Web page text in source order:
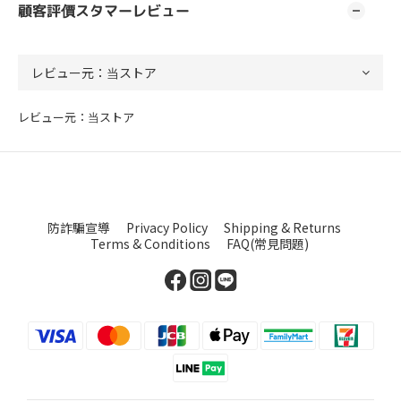
顧客評價スタマーレビュー
レビュー元：当ストア
防詐騙宣導 Privacy Policy
Shipping & Returns
Terms & Conditions
FAQ(常見問題)